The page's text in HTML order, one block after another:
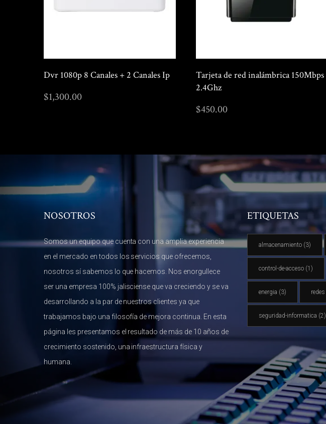
Telefono IP 16 Lineas 16 Cuentas
Dvr 1080p 8 Canales + 2 Canales Ip
NOSOTROS
Somos un equipo que cuenta con una amplia experiencia
en el mercado en todos los servicios que ofrecemos,
nosotros sí sabemos lo que hacemos. Nos enorgullece
ser una empresa 100% jalisciense que va creciendo y se va
desarrollando a la par de nuestros clientes ya que
trabajamos bajo una filosofía de mejora continua. En esta
página les presentamos el resultado de más de 10 años de
crecimiento sostenido, una infraestructura física y
humana.
ETIQUETAS
almacenamiento(3)
control-de-acceso(1)
energia (3) redes
seguridad-informatica (2)